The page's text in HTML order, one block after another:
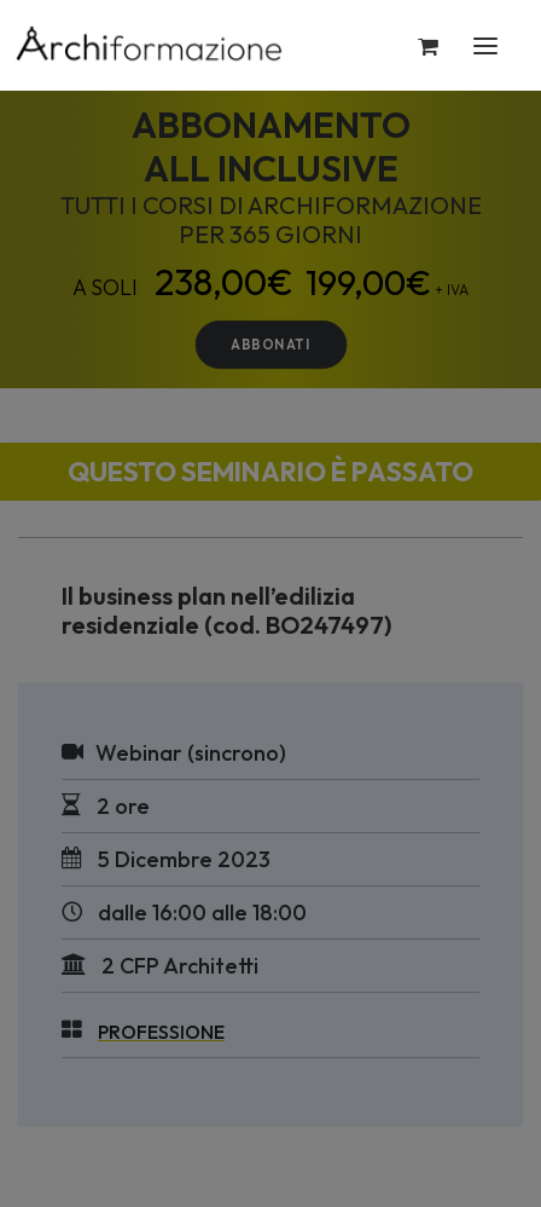
ABBONAMENTO
ALL INCLUSIVE
TUTTI I CORSI DI ARCHIFORMAZIONE
PER 365 GIORNI
199,00€ + IVA
ABBONATI
QUESTO SEMINARIO È PASSATO
Il business plan nell’edilizia
residenziale (cod. BO247497)
Webinar (sincrono)
2 ore
5 Dicembre 2023
dalle 16:00 alle 18:00
2 CFP Architetti
PROFESSIONE